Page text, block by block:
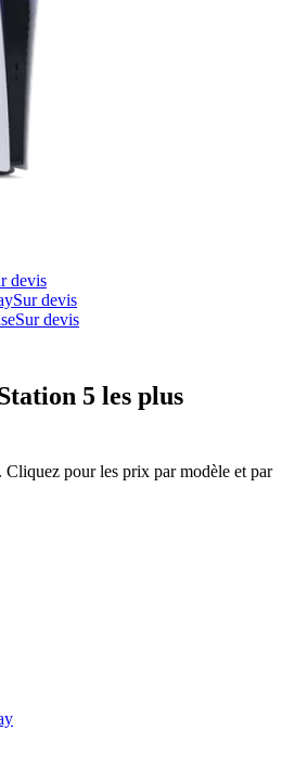
devis
Sur devis
Sur devis
5 les plus
pour les prix par modèle et par